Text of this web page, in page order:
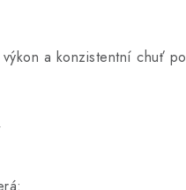
a konzistentní chuť po